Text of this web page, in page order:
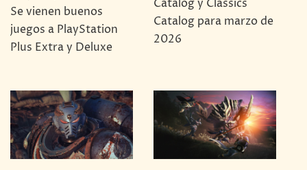
Se vienen buenos
juegos a PlayStation
Plus Extra y Deluxe
Catalog y Classics
Catalog para marzo de
2026